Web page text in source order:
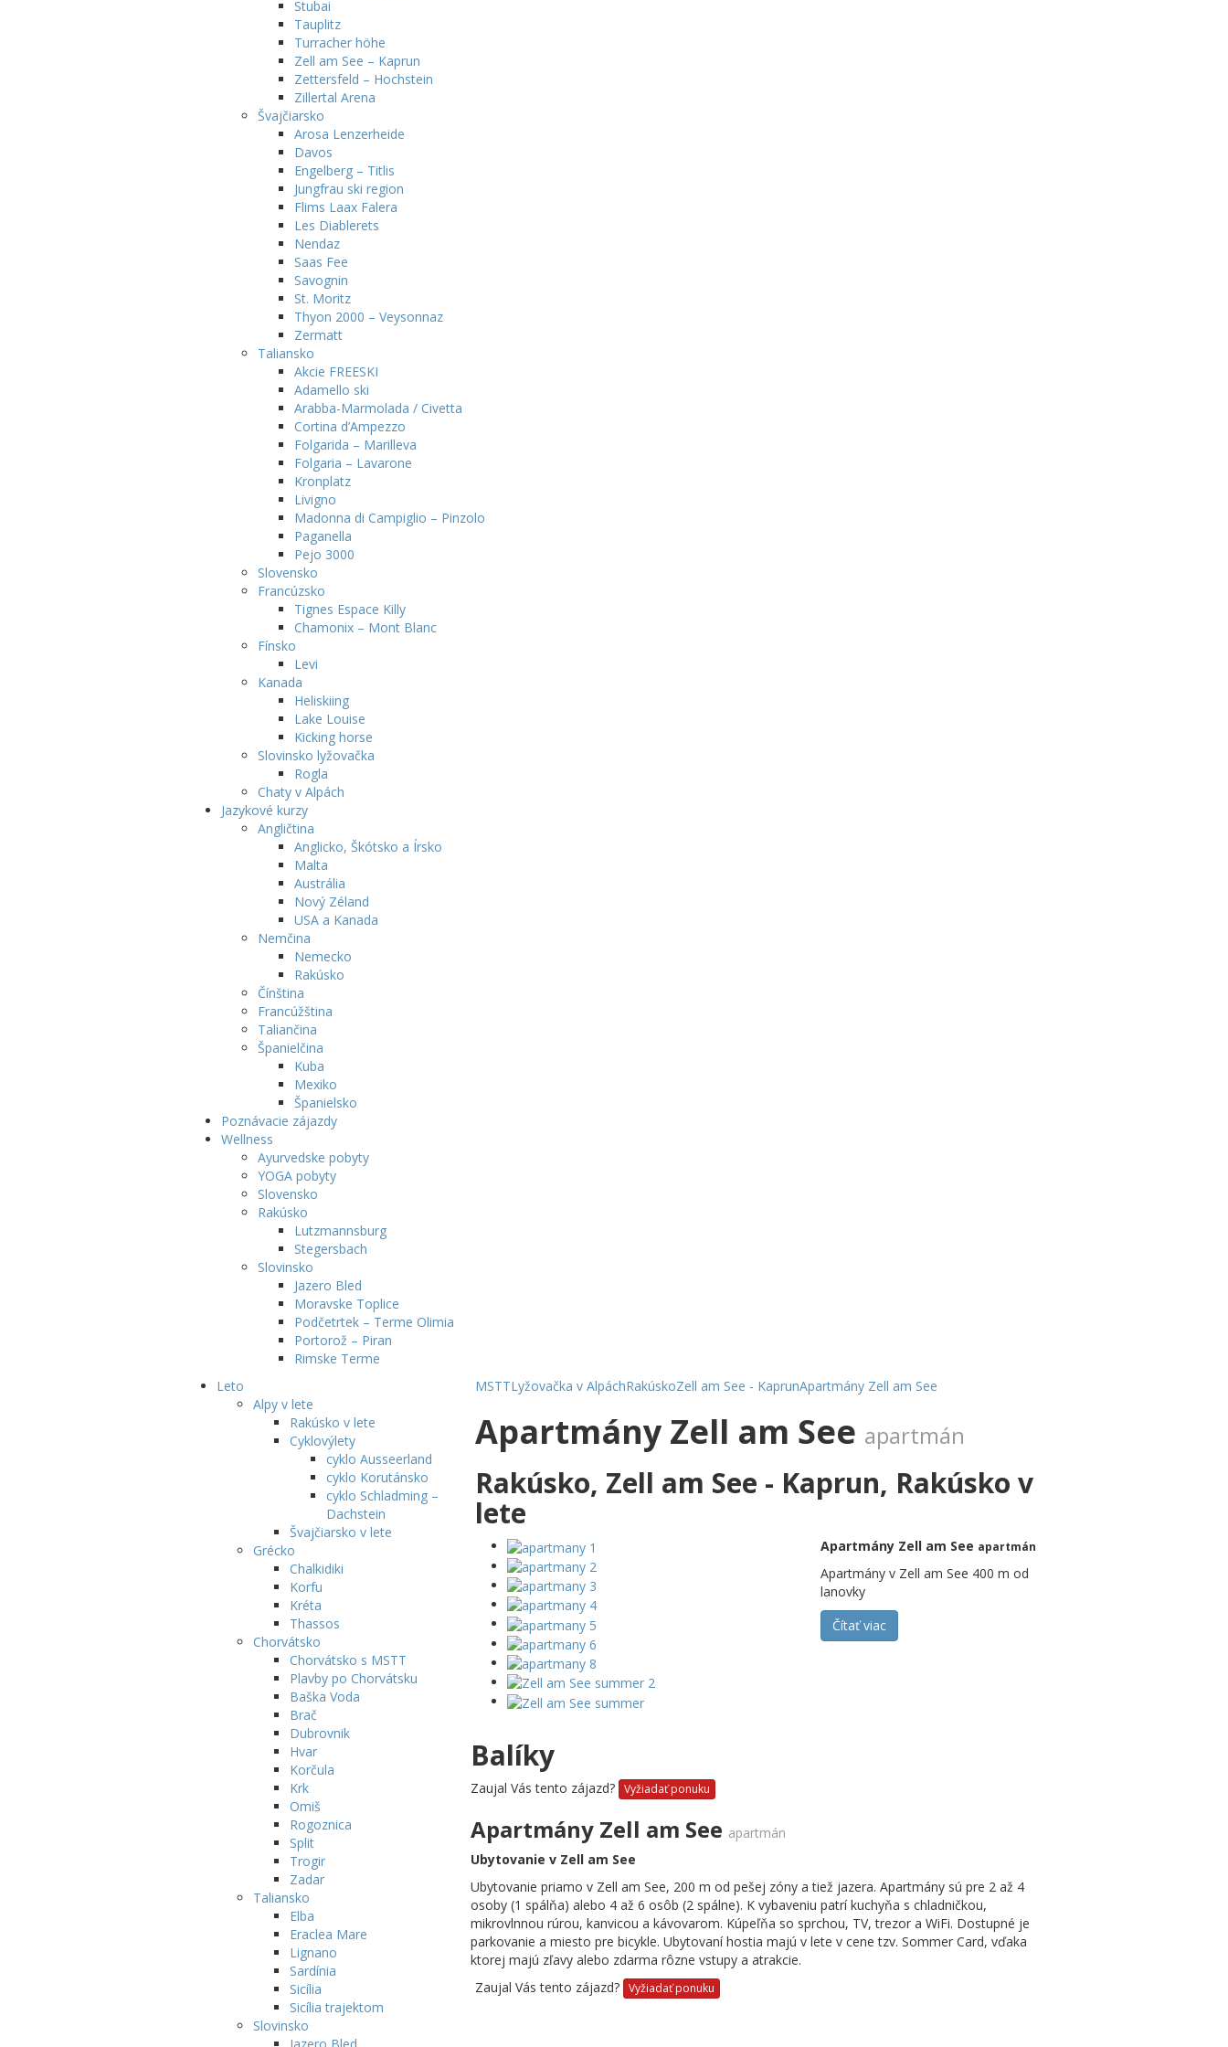
Stubai
Tauplitz
Turracher höhe
Zell am See – Kaprun
Zettersfeld – Hochstein
Zillertal Arena
Švajčiarsko
Arosa Lenzerheide
Davos
Engelberg – Titlis
Jungfrau ski region
Flims Laax Falera
Les Diablerets
Nendaz
Saas Fee
Savognin
St. Moritz
Thyon 2000 – Veysonnaz
Zermatt
Taliansko
Akcie FREESKI
Adamello ski
Arabba-Marmolada / Civetta
Cortina d’Ampezzo
Folgarida – Marilleva
Folgaria – Lavarone
Kronplatz
Livigno
Madonna di Campiglio – Pinzolo
Paganella
Pejo 3000
Slovensko
Francúzsko
Tignes Espace Killy
Chamonix – Mont Blanc
Fínsko
Levi
Kanada
Heliskiing
Lake Louise
Kicking horse
Slovinsko lyžovačka
Rogla
Chaty v Alpách
Jazykové kurzy
Angličtina
Anglicko, Škótsko a Írsko
Malta
Austrália
Nový Zéland
USA a Kanada
Nemčina
Nemecko
Rakúsko
Čínština
Francúžština
Taliančina
Španielčina
Kuba
Mexiko
Španielsko
Poznávacie zájazdy
Wellness
Ayurvedske pobyty
YOGA pobyty
Slovensko
Rakúsko
Lutzmannsburg
Stegersbach
Slovinsko
Jazero Bled
Moravske Toplice
Podčetrtek – Terme Olimia
Portorož – Piran
Rimske Terme
MSTTLyžovačka v AlpáchRakúskoZell am See - KaprunApartmány Zell am See
Apartmány Zell am See apartmán
Rakúsko, Zell am See - Kaprun, Rakúsko v
lete
Apartmány Zell am See apartmán
Apartmány v Zell am See 400 m od
lanovky
Čítať viac
Balíky
Zaujal Vás tento zájazd? Vyžiadať ponuku
Apartmány Zell am See apartmán
Ubytovanie v Zell am See
Ubytovanie priamo v Zell am See, 200 m od pešej zóny a tiež jazera. Apartmány sú pre 2 až 4
osoby (1 spálňa) alebo 4 až 6 osôb (2 spálne). K vybaveniu patrí kuchyňa s chladničkou,
mikrovlnnou rúrou, kanvicou a kávovarom. Kúpeľňa so sprchou, TV, trezor a WiFi. Dostupné je
parkovanie a miesto pre bicykle. Ubytovaní hostia majú v lete v cene tzv. Sommer Card, vďaka
ktorej majú zľavy alebo zdarma rôzne vstupy a atrakcie.
Zaujal Vás tento zájazd?
Vyžiadať ponuku
Leto
Alpy v lete
Rakúsko v lete
Cyklovýlety
cyklo Ausseerland
cyklo Korutánsko
cyklo Schladming –
Dachstein
Švajčiarsko v lete
Grécko
Chalkidiki
Korfu
Kréta
Thassos
Chorvátsko
Chorvátsko s MSTT
Plavby po Chorvátsku
Baška Voda
Brač
Dubrovnik
Hvar
Korčula
Krk
Omiš
Rogoznica
Split
Trogir
Zadar
Taliansko
Elba
Eraclea Mare
Lignano
Sardínia
Sicília
Sicília trajektom
Slovinsko